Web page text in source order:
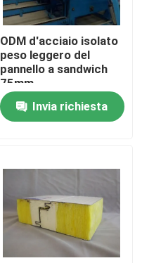
ODM d'acciaio isolato
peso leggero del
pannello a sandwich
75mm
Invia richiesta